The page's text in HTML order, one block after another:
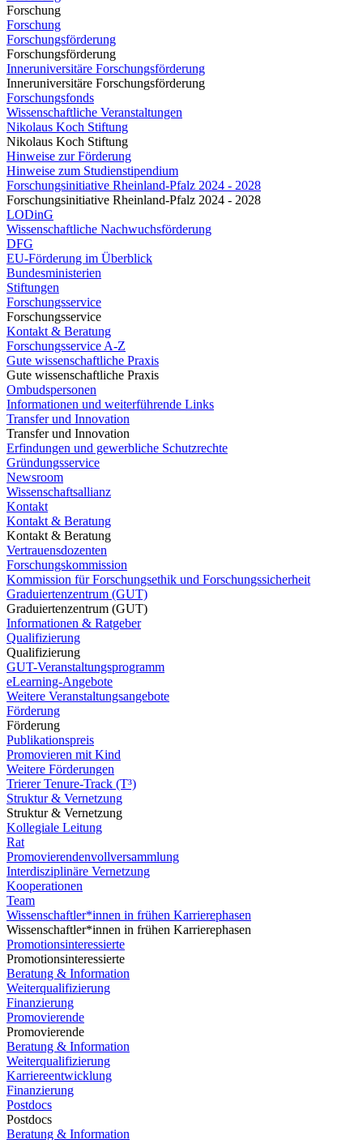
Forschung
Forschung
Forschungsförderung
Forschungsförderung
Inneruniversitäre Forschungsförderung
Inneruniversitäre Forschungsförderung
Forschungsfonds
Wissenschaftliche Veranstaltungen
Nikolaus Koch Stiftung
Nikolaus Koch Stiftung
Hinweise zur Förderung
Hinweise zum Studienstipendium
Forschungsinitiative Rheinland-Pfalz 2024 - 2028
Forschungsinitiative Rheinland-Pfalz 2024 - 2028
LODinG
Wissenschaftliche Nachwuchsförderung
DFG
EU-Förderung im Überblick
Bundesministerien
Stiftungen
Forschungsservice
Forschungsservice
Kontakt & Beratung
Forschungsservice A-Z
Gute wissenschaftliche Praxis
Gute wissenschaftliche Praxis
Ombudspersonen
Informationen und weiterführende Links
Transfer und Innovation
Transfer und Innovation
Erfindungen und gewerbliche Schutzrechte
Gründungsservice
Newsroom
Wissenschaftsallianz
Kontakt
Kontakt & Beratung
Kontakt & Beratung
Vertrauensdozenten
Forschungskommission
Kommission für Forschungsethik und Forschungssicherheit
Graduiertenzentrum (GUT)
Graduiertenzentrum (GUT)
Informationen & Ratgeber
Qualifizierung
Qualifizierung
GUT-Veranstaltungsprogramm
eLearning-Angebote
Weitere Veranstaltungsangebote
Förderung
Förderung
Publikationspreis
Promovieren mit Kind
Weitere Förderungen
Trierer Tenure-Track (T³)
Struktur & Vernetzung
Struktur & Vernetzung
Kollegiale Leitung
Rat
Promovierendenvollversammlung
Interdisziplinäre Vernetzung
Kooperationen
Team
Wissenschaftler*innen in frühen Karrierephasen
Wissenschaftler*innen in frühen Karrierephasen
Promotionsinteressierte
Promotionsinteressierte
Beratung & Information
Weiterqualifizierung
Finanzierung
Promovierende
Promovierende
Beratung & Information
Weiterqualifizierung
Karriereentwicklung
Finanzierung
Postdocs
Postdocs
Beratung & Information